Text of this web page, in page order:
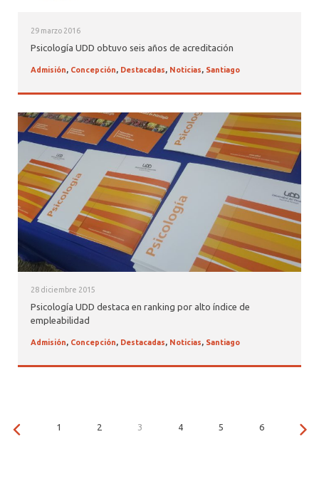
29 marzo 2016
Psicología UDD obtuvo seis años de acreditación
Admisión, Concepción, Destacadas, Noticias, Santiago
28 diciembre 2015
Psicología UDD destaca en ranking por alto índice de
empleabilidad
Admisión, Concepción, Destacadas, Noticias, Santiago
1 2 3 4 5 6